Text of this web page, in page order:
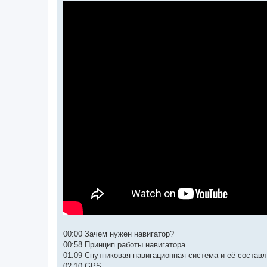
00:00 Зачем нужен навигатор?
00:58 Принцип работы навигатора.
01:09 Спутниковая навигационная система и её